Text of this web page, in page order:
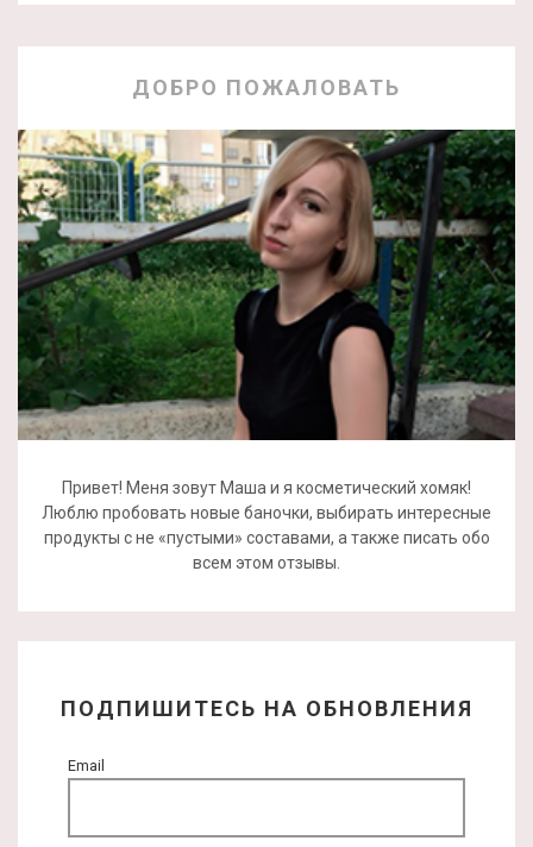
ДОБРО ПОЖАЛОВАТЬ
Привет! Меня зовут Маша и я косметический хомяк!
Люблю пробовать новые баночки, выбирать интересные
продукты с не «пустыми» составами, а также писать обо
всем этом отзывы.
ПОДПИШИТЕСЬ НА ОБНОВЛЕНИЯ
Email